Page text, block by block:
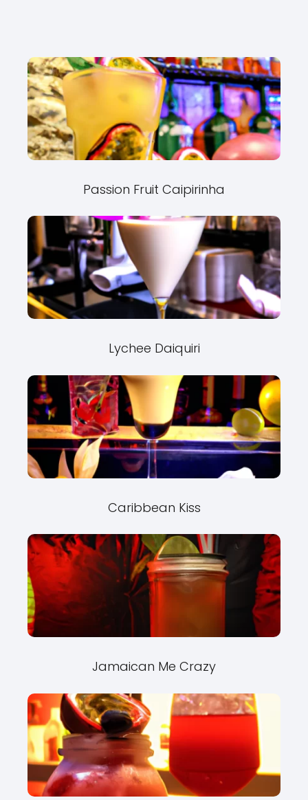
Passion Fruit Caipirinha
Lychee Daiquiri
Caribbean Kiss
Jamaican Me Crazy